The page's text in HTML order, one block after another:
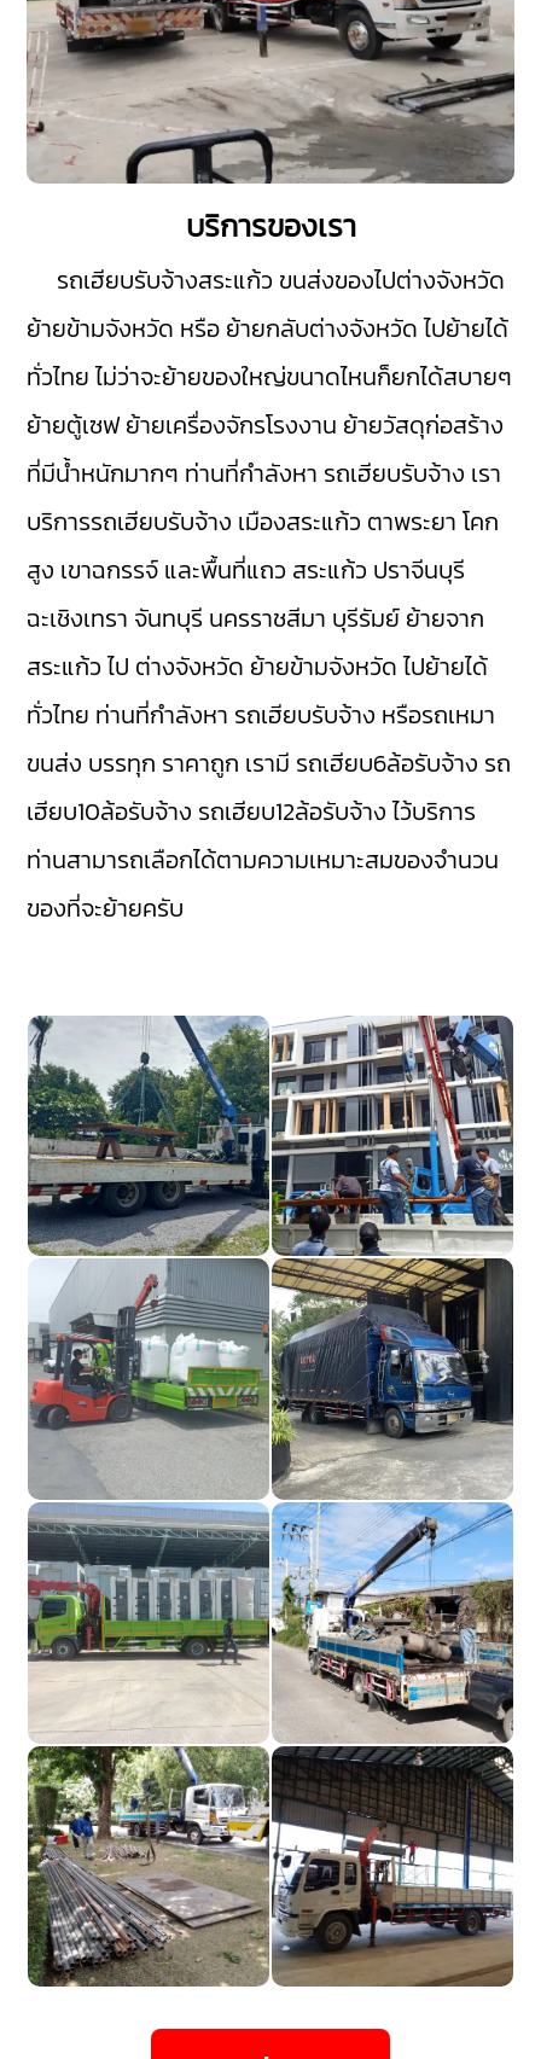
บริการของเรา
รถเฮียบรับจ้างสระแก้ว ขนส่งของไปต่างจังหวัด
ย้ายข้ามจังหวัด หรือ ย้ายกลับต่างจังหวัด ไปย้ายได้
ทั่วไทย ไม่ว่าจะย้ายของใหญ่ขนาดไหนก็ยกได้สบายๆ
ย้ายตู้เซฟ ย้ายเครื่องจักรโรงงาน ย้ายวัสดุก่อสร้าง
ที่มีน้ำหนักมากๆ ท่านที่กำลังหา รถเฮียบรับจ้าง เรา
บริการรถเฮียบรับจ้าง เมืองสระแก้ว ตาพระยา โคก
สูง เขาฉกรรจ์ และพื้นที่แถว สระแก้ว ปราจีนบุรี
ฉะเชิงเทรา จันทบุรี นครราชสีมา บุรีรัมย์ ย้ายจาก
สระแก้ว ไป ต่างจังหวัด ย้ายข้ามจังหวัด ไปย้ายได้
ทั่วไทย ท่านที่กำลังหา รถเฮียบรับจ้าง หรือรถเหมา
ขนส่ง บรรทุก ราคาถูก เรามี รถเฮียบ6ล้อรับจ้าง รถ
เฮียบ10ล้อรับจ้าง รถเฮียบ12ล้อรับจ้างไว้บริการ
ท่านสามารถเลือกได้ตามความเหมาะสมของจำนวน
ของที่จะย้ายครับ